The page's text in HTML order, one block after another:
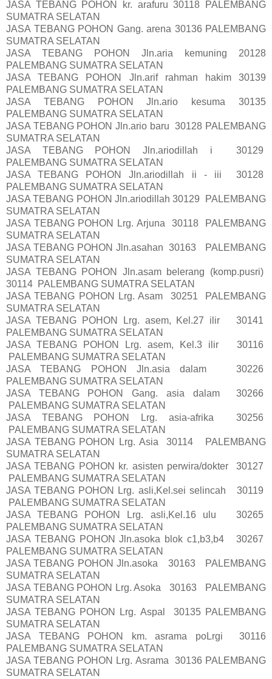
JASA TEBANG POHON kr. arafuru 30118 PALEMBANG
SUMATRA SELATAN
JASA TEBANG POHON Gang. arena 30136 PALEMBANG
SUMATRA SELATAN
JASA TEBANG POHON Jln.aria kemuning 20128
PALEMBANG SUMATRA SELATAN
JASA TEBANG POHON Jln.arif rahman hakim 30139
PALEMBANG SUMATRA SELATAN
JASA TEBANG POHON Jln.ario kesuma 30135
PALEMBANG SUMATRA SELATAN
JASA TEBANG POHON Jln.ario baru 30128 PALEMBANG
SUMATRA SELATAN
JASA TEBANG POHON Jln.ariodillah i 30129
PALEMBANG SUMATRA SELATAN
JASA TEBANG POHON Jln.ariodillah ii - iii 30128
PALEMBANG SUMATRA SELATAN
JASA TEBANG POHON Jln.ariodillah 30129 PALEMBANG
SUMATRA SELATAN
JASA TEBANG POHON Lrg. Arjuna 30118 PALEMBANG
SUMATRA SELATAN
JASA TEBANG POHON Jln.asahan 30163 PALEMBANG
SUMATRA SELATAN
JASA TEBANG POHON Jln.asam belerang (komp.pusri)
30114 PALEMBANG SUMATRA SELATAN
JASA TEBANG POHON Lrg. Asam 30251 PALEMBANG
SUMATRA SELATAN
JASA TEBANG POHON Lrg. asem, Kel.27 ilir 30141
PALEMBANG SUMATRA SELATAN
JASA TEBANG POHON Lrg. asem, Kel.3 ilir 30116
PALEMBANG SUMATRA SELATAN
JASA TEBANG POHON Jln.asia dalam 30226
PALEMBANG SUMATRA SELATAN
JASA TEBANG POHON Gang. asia dalam 30266
PALEMBANG SUMATRA SELATAN
JASA TEBANG POHON Lrg. asia-afrika 30256
PALEMBANG SUMATRA SELATAN
JASA TEBANG POHON Lrg. Asia 30114 PALEMBANG
SUMATRA SELATAN
JASA TEBANG POHON kr. asisten perwira/dokter 30127
PALEMBANG SUMATRA SELATAN
JASA TEBANG POHON Lrg. asli,Kel.sei selincah 30119
PALEMBANG SUMATRA SELATAN
JASA TEBANG POHON Lrg. asli,Kel.16 ulu 30265
PALEMBANG SUMATRA SELATAN
JASA TEBANG POHON Jln.asoka blok c1,b3,b4 30267
PALEMBANG SUMATRA SELATAN
JASA TEBANG POHON Jln.asoka 30163 PALEMBANG
SUMATRA SELATAN
JASA TEBANG POHON Lrg. Asoka 30163 PALEMBANG
SUMATRA SELATAN
JASA TEBANG POHON Lrg. Aspal 30135 PALEMBANG
SUMATRA SELATAN
JASA TEBANG POHON km. asrama poLrgi 30116
PALEMBANG SUMATRA SELATAN
JASA TEBANG POHON Lrg. Asrama 30136 PALEMBANG
SUMATRA SELATAN